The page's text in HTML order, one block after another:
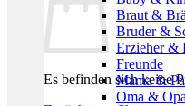
Es befinden sich keine
Braut &
Bruder &
Erzieher &
Freunde
Mama &
Oma & Opa